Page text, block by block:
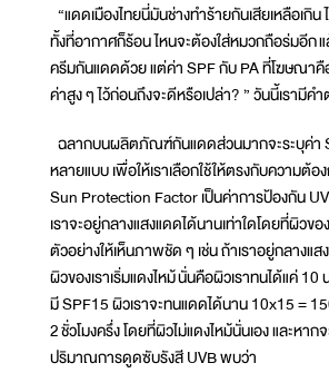
“แดดเมืองไทยนี่มันช่างทำร้ายกันเสียเหลือเกิน
ทั้งที่อากาศก็ร้อน ไหนจะต้องใส่หมวกถือร่มอีก
ครีมกันแดดด้วย แต่ค่า SPF กับ PA ที่โฆษณาคื
ค่าสูง ๆ ไว้ก่อนถึงจะดีหรือเปล่า? ” วันนี้เรามีค
ฉลากบนผลิตภัณฑ์กันแดดส่วนมากจะระบุค่า
หลายแบบ เพื่อให้เราเลือกใช้ให้ตรงกับความต้อ
Sun Protection Factor เป็นค่าการป้องกัน
เราจะอยู่กลางแสงแดดได้นานเท่าใดโดยที่ผิวขอ
ตัวอย่างให้เห็นภาพชัด ๆ เช่น ถ้าเราอยู่กลางแ
ผิวของเราเริ่มแดงไหม้ นั่นคือผิวเราทนได้แค่
มี SPF15 ผิวเราจะทนแดดได้นาน 10x15 =
2 ชั่วโมงครึ่ง โดยที่ผิวไม่แดงไหม้นั่นเอง และหา
ปริมาณการดูดซับรังสี UVB พบว่า